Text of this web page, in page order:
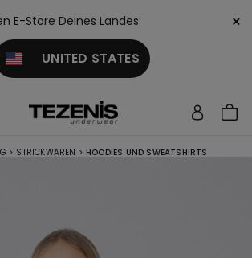
E-Store Deines Landes:
UNITED STATES
×
> STRICKWAREN > HOODIES UND SWEATSHIRTS